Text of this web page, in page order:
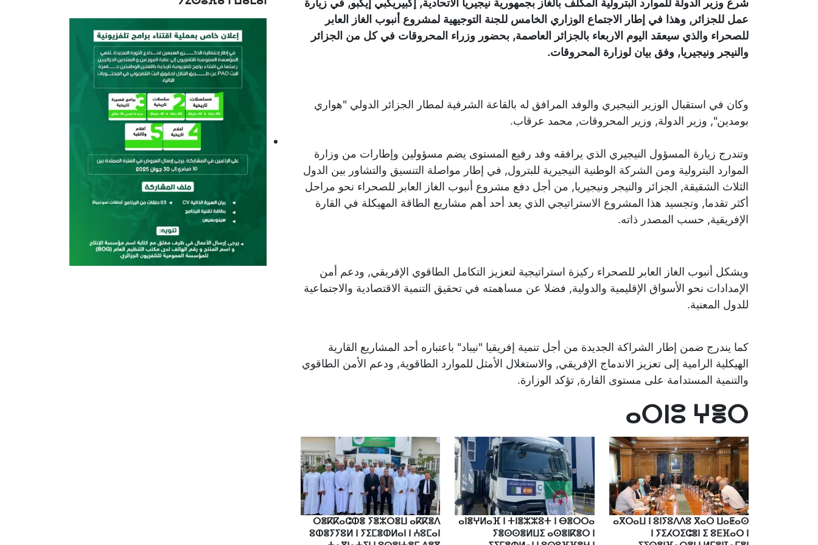
عمل للجزائر, وهذا في إطار الاجتماع الوزاري الخامس للجنة التوجيهية لمشروع أنبوب الغاز العابر
للصحراء والذي سيعقد اليوم الاربعاء بالجزائر العاصمة, بحضور وزراء المحروقات في كل من الجزائر
والنيجر ونيجيريا, وفق بيان لوزارة المحروقات.
وكان في استقبال الوزير النيجيري والوفد المرافق له بالقاعة الشرفية لمطار الجزائر الدولي "هواري
بومدين", وزير الدولة, وزير المحروقات, محمد عرقاب.
وتندرج زيارة المسؤول النيجيري الذي يرافقه وفد رفيع المستوى يضم مسؤولين وإطارات من وزارة
الموارد البترولية ومن الشركة الوطنية النيجيرية للبترول, في إطار مواصلة التنسيق والتشاور بين الدول
الثلاث الشقيقة, الجزائر والنيجر ونيجيريا, من أجل دفع مشروع أنبوب الغاز العابر للصحراء نحو مراحل
أكثر تقدما, وتجسيد هذا المشروع الاستراتيجي الذي يعد أحد أهم مشاريع الطاقة المهيكلة في القارة
الإفريقية, حسب المصدر ذاته.
ويشكل أنبوب الغاز العابر للصحراء ركيزة استراتيجية لتعزيز التكامل الطاقوي الإفريقي, ودعم أمن
الإمدادات نحو الأسواق الإقليمية والدولية, فضلا عن مساهمته في تحقيق التنمية الاقتصادية والاجتماعية
للدول المعنية.
كما يندرج ضمن إطار الشراكة الجديدة من أجل تنمية إفريقيا "نيباد" باعتباره أحد المشاريع القارية
الهيكلية الرامية إلى تعزيز الاندماج الإفريقي, والاستغلال الأمثل للموارد الطاقوية, ودعم الأمن الطاقوي
والتنمية المستدامة على مستوى القارة, تؤكد الوزارة.
ⴰⵔⵏⵓ ⵖⴻⵔ
ⴰⴳⵔⴰⵡ ⵏ ⵓⵏⵢⵓⴷⴷⵓ ⴳⴰⵔ ⵡⴰⵟⴰⵙ
ⵏ ⵢⵉⵃⵔⵉⵛⴻⵏ ⵉ ⵓⴹⴼⴰⵔ ⵏ
ⴰⵏⴻⵖⵍⴰⴼ ⵏ ⵜⵏⴻⵣⵣⵓⵜ ⵏ ⴱⴻⵔⵔⴰ
ⵢⴻⵙⵙⴻⵍⵡⵉ ⴰⵙⴻⵏⴽⴻⵔ ⵏ
ⵔⴻⴽⴽⴰⵛⵀⴻ ⵢⴻⵣⵔⴻⵡ ⴰⴽⴽⴻⴷ
ⵓⵀⴻⵢⵢⵓⵍ ⵏ ⵢⵉⵎⴻⵀⵍⴰⵏ ⵏ ⵄⵓⵎⴰⵏ